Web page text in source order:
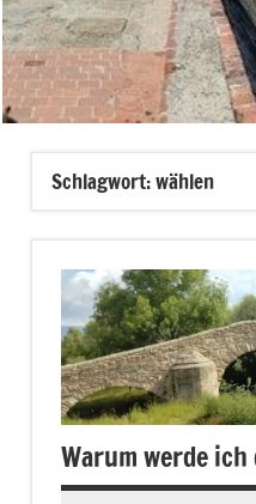
Schlagwort:wählen
Warum werde ich